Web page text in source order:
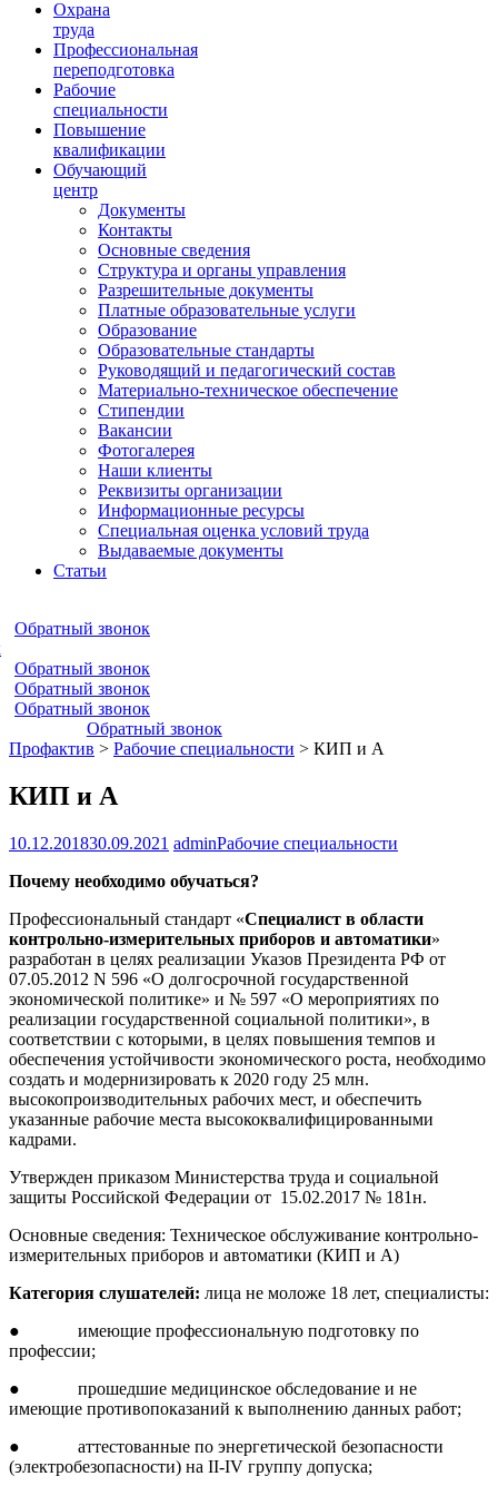
Ориентир охраны труда
Охрана
труда
Профессиональная
переподготовка
Рабочие
специальности
Повышение
квалификации
Обучающий
центр
Документы
Контакты
Основные сведения
Структура и органы управления
Разрешительные документы
Платные образовательные услуги
Образование
Образовательные стандарты
Руководящий и педагогический состав
Материально-техническое обеспечение
Стипендии
Вакансии
Фотогалерея
Наши клиенты
Реквизиты организации
Информационные ресурсы
Специальная оценка условий труда
Выдаваемые документы
Статьи
Обратный звонок
Обратный звонок
Обратный звонок
Обратный звонок
Обратный звонок
Профактив > Рабочие специальности > КИП и А
КИП и А
10.12.201830.09.2021 adminРабочие специальности
Почему необходимо обучаться?
Профессиональный стандарт «Специалист в области
контрольно-измерительных приборов и автоматики»
разработан в целях реализации Указов Президента РФ от
07.05.2012 N 596 «О долгосрочной государственной
экономической политике» и № 597 «О мероприятиях по
реализации государственной социальной политики», в
соответствии с которыми, в целях повышения темпов и
обеспечения устойчивости экономического роста, необходимо
создать и модернизировать к 2020 году 25 млн.
высокопроизводительных рабочих мест, и обеспечить
указанные рабочие места высококвалифицированными
кадрами.
Утвержден приказом Министерства труда и социальной
защиты Российской Федерации от 15.02.2017 № 181н.
Основные сведения: Техническое обслуживание контрольно-
измерительных приборов и автоматики (КИП и А)
Категория слушателей: лица не моложе 18 лет, специалисты:
● имеющие профессиональную подготовку по
профессии;
● прошедшие медицинское обследование и не
имеющие противопоказаний к выполнению данных работ;
● аттестованные по энергетической безопасности
(электробезопасности) на II-IV группу допуска;